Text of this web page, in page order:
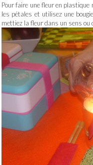
Pour faire une fleur en plastique
les pétales et utilisez une
mettiez la fleur dans un sens ou